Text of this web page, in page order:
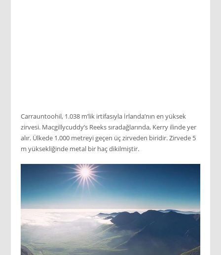
Carrauntoohil, 1.038 m’lik irtifasıyla İrlanda’nın en yüksek
zirvesi. Macgillycuddy’s Reeks sıradağlarında, Kerry ilinde yer
alır. Ülkede 1.000 metreyi geçen üç zirveden biridir. Zirvede 5
m yüksekliğinde metal bir haç dikilmiştir.